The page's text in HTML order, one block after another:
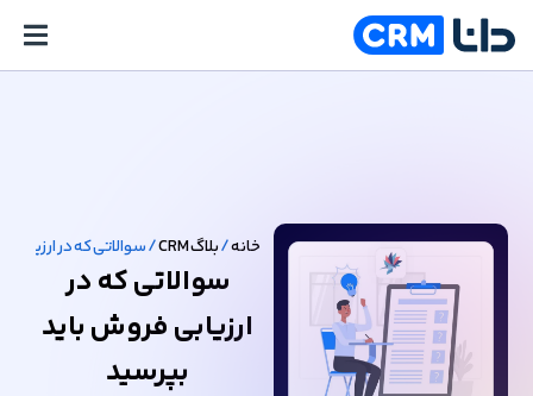
خانه/بلاگ CRM /سوالاتی که در
سوالاتی که در
ارزیابی فروش باید
بپرسید